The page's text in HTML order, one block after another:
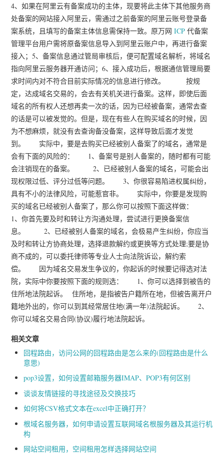
4、如果在阿里云有备案成功的主体，现要将此主体下其他服务商
处备案的网站接入阿里云，需通过之前备案的阿里云账号登录备
案系统，且填写的备案主体信息需保持一致。原万网ICP 代备案
管理平台用户需将原备案信息导入到阿里云账户中，再进行备案
接入；5、备案信息通过管局审核后，便可配置域名解析，将域名
指向阿里云服务器开通访问；6、接入成功后，根据通信管理局要
求时间内对不符合目前实际情况的信息进行修改。 按规
定，达成域名交易的，会去有关机关进行备案。这样，即使后面
域名的所有权人还想再卖一次的话，因为已经被备案，通常去查
的话是可以被发觉的。但是，现在有些人在购买域名的时候，因
为不想麻烦，就没有去查询备没备案，这样导致后面才发觉
到。 实际中，要是去购买已经被别人备案了的域名，通常是
会有下面的风险的： 1、备案号是别人备案的，随时都有可能
会注销现在的备案。 2、已经被别人备案的域名，可能会出
现权限过低、评分过低等问题。 3、你很容易陷进权属纠纷，
具有不小的法律风险，可能惹官非。 实际中，你要是发现购
买的域名已经被别人备案了，那么你可以按照下面这样做：
1、你首先要及时和转让方沟通处理，尝试进行更换备案信
息。 2、已经被别人备案的域名，会极易产生纠纷，你应当
及时和转让方协商处理，选择退款解约或更换等方式处理;要是协
商不成的，可以委托律师等专业人士向法院诉讼，解约索
偿。 因为域名交易发生争议的，你起诉的时候要记得选对法
院，实际中你要按照下面的规则选： 1、你可以选择到被告的
住所地法院起诉。 住所地，是指被告户籍所在地，但被告离开户
籍地外出的，你可以到其经常居住地(满一年)法院起诉。 2、
你可以域名交易合同(协议)履行地法院起诉。
相关文章
回程路由，访问公网的回程路由是怎么来的(回程路由是什么
意思)
pop3设置，如何设置邮箱服务器IMAP、POP3有何区别
谈谈友情链接的寻找途径及交换技巧
如何将CSV格式文本在excel中正确打开？
根域名服务器，如何申请设置互联网域名根服务器及其运行机
构
网站空间租用，空间租用怎样选择网站空间